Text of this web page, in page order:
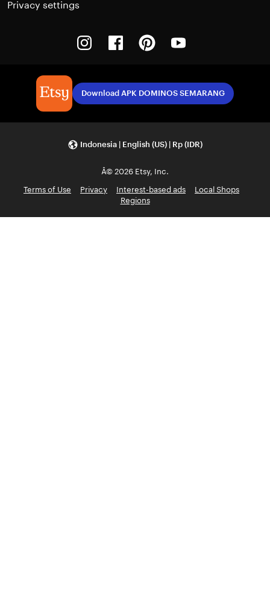
Privacy settings
InstagramFacebookPinterest
Download APK DOMINOS SEMARANG
Indonesia | English (US) | Rp (IDR)
Â© 2026 Etsy, Inc.
Terms of Use
Privacy Interest-based ads
Local Shops
Regions